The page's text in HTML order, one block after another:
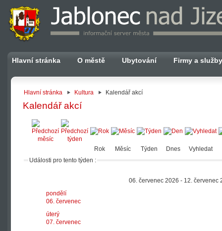
Hlavní stránka O městě Ubytování Firmy a služby
Hlavní stránka Kultura Kalendář akcí
Kalendář akcí
Rok Měsíc Týden Dnes
Vyhledat
Události pro tento týden :
06. červenec 2026 - 12. červenec
pondělí
06. červenec
úterý
07. červenec